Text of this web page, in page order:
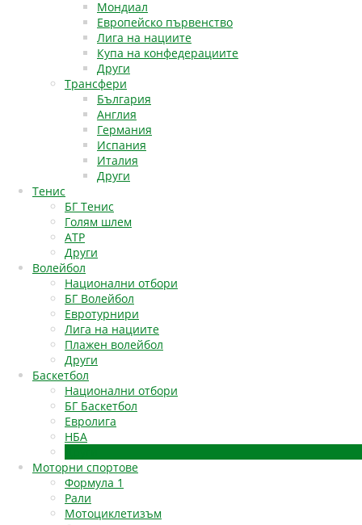
Мондиал
Европейско първенство
Лига на нациите
Купа на конфедерациите
Други
Трансфери
България
Англия
Германия
Испания
Италия
Други
Тенис
БГ Тенис
Голям шлем
АТР
Други
Волейбол
Национални отбори
БГ Волейбол
Евротурнири
Лига на нациите
Плажен волейбол
Други
Баскетбол
Национални отбори
БГ Баскетбол
Евролига
НБА
Моторни спортове
Формула 1
Рали
Мотоциклетизъм